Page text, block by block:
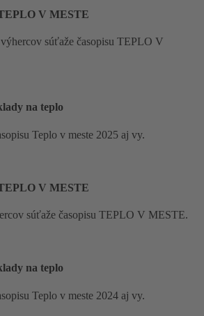
V MESTE
súťaže časopisu TEPLO V
na teplo
Teplo v meste 2025 aj vy.
V MESTE
súťaže časopisu TEPLO V MESTE.
na teplo
Teplo v meste 2024 aj vy.